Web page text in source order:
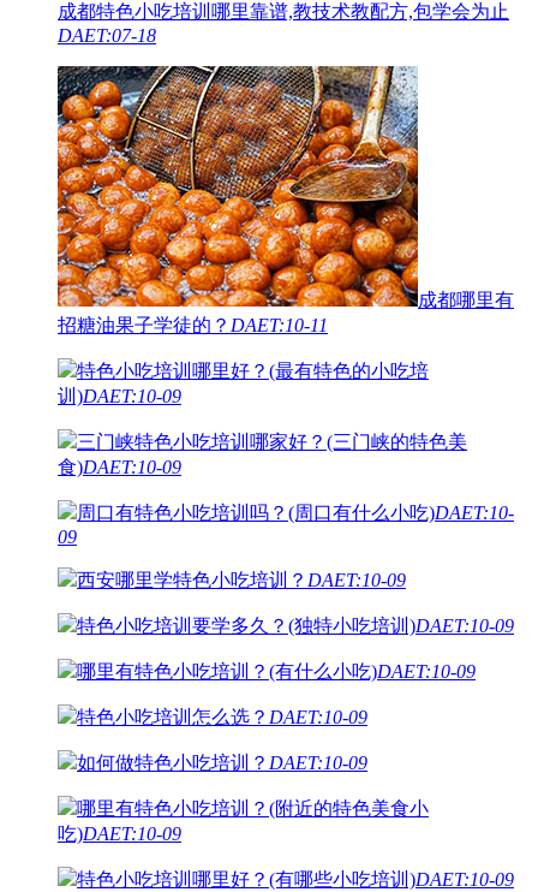
成都特色小吃培训哪里靠谱,教技术教配方,包学会为止
DAET:07-18
成都哪里有
招糖油果子学徒的？ DAET:10-11
特色小吃培训哪里好？(最有特色的小吃培
训)DAET:10-09
三门峡特色小吃培训哪家好？(三门峡的特色美
食)DAET:10-09
周口有特色小吃培训吗？(周口有什么小吃)DAET:10-
09
西安哪里学特色小吃培训？ DAET:10-09
特色小吃培训要学多久？(独特小吃培训)DAET:10-09
哪里有特色小吃培训？(有什么小吃)DAET:10-09
特色小吃培训怎么选？ DAET:10-09
如何做特色小吃培训？ DAET:10-09
哪里有特色小吃培训？(附近的特色美食小
吃)DAET:10-09
特色小吃培训哪里好？(有哪些小吃培训)DAET:10-09